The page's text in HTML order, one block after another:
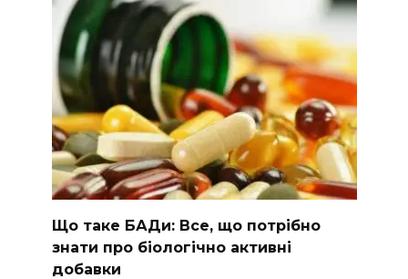
Що таке БАДи: Все, що потрібно
знати про біологічно активні
добавки